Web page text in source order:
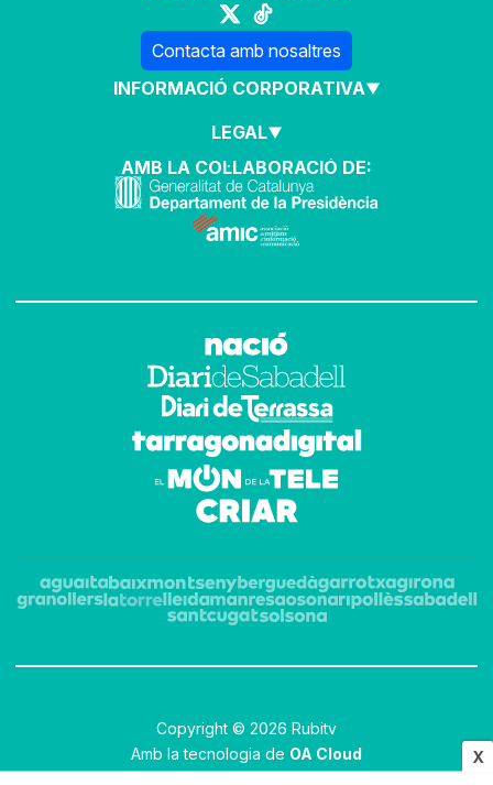
X
Contacta amb nosaltres
INFORMACIÓ CORPORATIVA
LEGAL
AMB LA COL·LABORACIÓ DE:
Copyright © 2026 Rubitv
Amb la tecnologia de OA Cloud